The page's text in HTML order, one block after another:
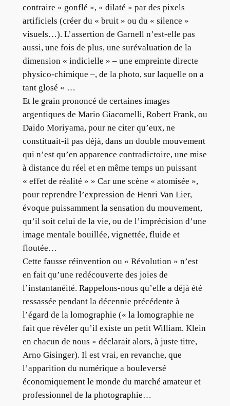
contraire « gonflé », « dilaté » par des pixels
artificiels (créer du « bruit » ou du « silence »
visuels…). L’assertion de Garnell n’est-elle pas
aussi, une fois de plus, une surévaluation de la
dimension « indicielle » – une empreinte directe
physico-chimique –, de la photo, sur laquelle on a
tant glosé « …
Et le grain prononcé de certaines images
argentiques de Mario Giacomelli, Robert Frank, ou
Daido Moriyama, pour ne citer qu’eux, ne
constituait-il pas déjà, dans un double mouvement
qui n’est qu’en apparence contradictoire, une mise
à distance du réel et en même temps un puissant
« effet de réalité » » Car une scène « atomisée »,
pour reprendre l’expression de Henri Van Lier,
évoque puissamment la sensation du mouvement,
qu’il soit celui de la vie, ou de l’imprécision d’une
image mentale bouillée, vignettée, fluide et
floutée…
Cette fausse réinvention ou « Révolution » n’est
en fait qu’une redécouverte des joies de
l’instantanéité. Rappelons-nous qu’elle a déjà été
ressassée pendant la décennie précédente à
l’égard de la lomographie (« la lomographie ne
fait que révéler qu’il existe un petit William. Klein
en chacun de nous » déclarait alors, à juste titre,
Arno Gisinger). Il est vrai, en revanche, que
l’apparition du numérique a bouleversé
économiquement le monde du marché amateur et
professionnel de la photographie…